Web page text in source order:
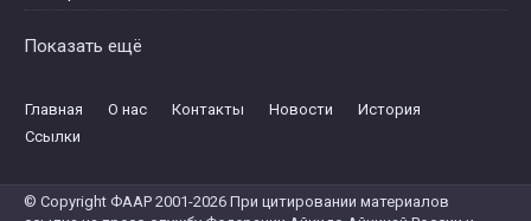
Апрель 2015
Август 2014
Показать ещё
Главная О нас Контакты Новости
История
Ссылки
© Copyright ФААР 2001-2026 При цитировании материалов